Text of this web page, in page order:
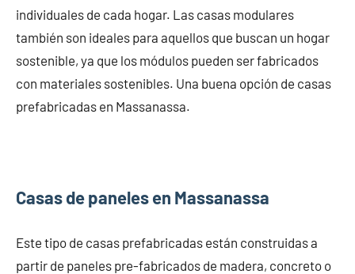
individuales de cada hogar. Las casas modulares
también son ideales para aquellos que buscan un hogar
sostenible, ya que los módulos pueden ser fabricados
con materiales sostenibles. Una buena opción de casas
prefabricadas en Massanassa.
Casas de paneles en Massanassa
Este tipo de casas prefabricadas están construidas a
partir de paneles pre-fabricados de madera, concreto o